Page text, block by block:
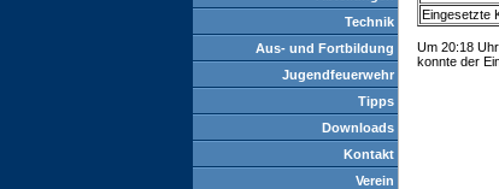
Technik
Aus- und Fortbildung
Jugendfeuerwehr
Tipps
Downloads
Kontakt
Verein
Eingesetzte
Um 20:18
konnte der